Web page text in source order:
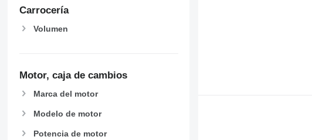
Carrocería
Volumen
Motor, caja de cambios
Marca del motor
Modelo de motor
Potencia de motor